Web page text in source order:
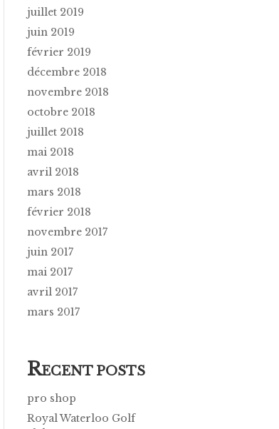
juillet 2019
juin 2019
février 2019
décembre 2018
novembre 2018
octobre 2018
juillet 2018
mai 2018
avril 2018
mars 2018
février 2018
novembre 2017
juin 2017
mai 2017
avril 2017
mars 2017
RECENT POSTS
pro shop
Royal Waterloo Golf